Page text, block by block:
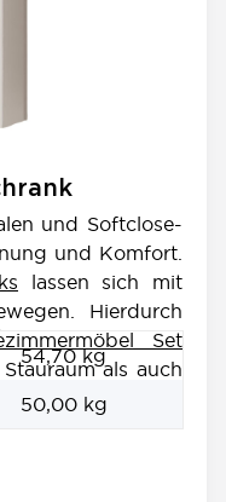
und Softclose-
und Komfort.
lassen sich mit
Hierdurch
Set
als auch
54,70 kg
50,00 kg